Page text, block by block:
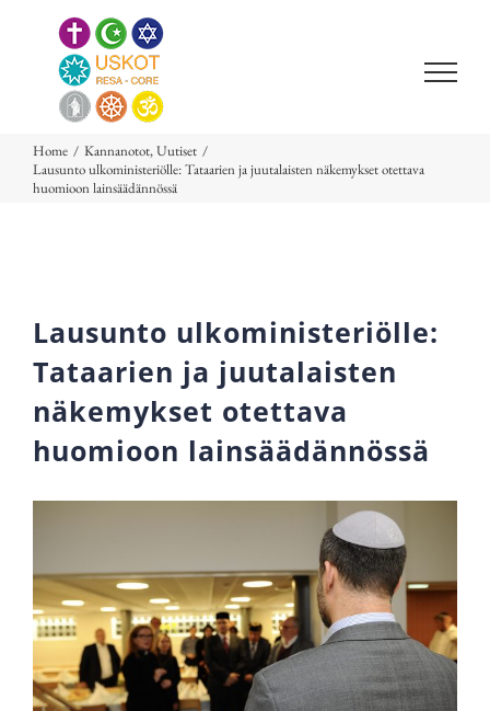
Home / Kannanotot,Uutiset /
Lausunto ulkoministeriölle: Tataarien ja juutalaisten näkemykset otettava
huomioon lainsäädännössä
Lausunto ulkoministeriölle:
Tataarien ja juutalaisten
näkemykset otettava
huomioon lainsäädännössä